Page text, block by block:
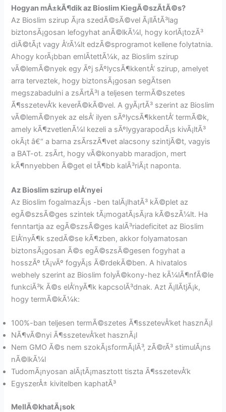
Hogyan mÅ±kÃ¶dik az Bioslim KiegÃ©szÃ­tÃ©s?
Az Bioslim szirup Ã¡ra szedÃ©sÃ©vel Ã¡llÃ­tÃ³lag
biztonsÃ¡gosan lefogyhat anÃ©lkÃ¼l, hogy korlÃ¡tozÃ³
diÃ©tÃ¡t vagy Å‘rÃ¼lt edzÃ©sprogramot kellene folytatnia.
Ahogy korÃ¡bban emlÃ­tettÃ¼k, az Bioslim szirup
vÃ©lemÃ©nyek egy Ãºj sÃºlycsÃ¶kkentÅ‘ szirup, amelyet
arra terveztek, hogy biztonsÃ¡gosan segÃ­tsen
megszabadulni a zsÃ­rtÃ³l a teljesen termÃ©szetes
Ã¶sszetevÅ‘k keverÃ©kÃ©vel. A gyÃ¡rtÃ³ szerint az Bioslim
vÃ©lemÃ©nyek az elsÅ‘ ilyen sÃºlycsÃ¶kkentÅ‘ termÃ©k,
amely kÃ¶zvetlenÃ¼l kezeli a sÃºlygyarapodÃ¡s kivÃ¡ltÃ³
okÃ¡t â€“ a barna zsÃ­rszÃ¶vet alacsony szintjÃ©t, vagyis
a BAT-ot. zsÃ­rt, hogy vÃ©konyabb maradjon, mert
kÃ¶nnyebben Ã©get el tÃ¶bb kalÃ³riÃ¡t naponta.
Az Bioslim szirup elÅ‘nyei
Az Bioslim fogalmazÃ¡s -ben talÃ¡lhatÃ³ kÃ©plet az
egÃ©szsÃ©ges szintek tÃ¡mogatÃ¡sÃ¡ra kÃ©szÃ¼lt. Ha
fenntartja az egÃ©szsÃ©ges kalÃ³riadeficitet az Bioslim
ElÅ‘nyÃ¶k szedÃ©se kÃ¶zben, akkor folyamatosan
biztonsÃ¡gosan Ã©s egÃ©szsÃ©gesen fogyhat a
hosszÃº tÃ¡vÃº fogyÃ¡s Ã©rdekÃ©ben. A hivatalos
webhely szerint az Bioslim folyÃ©kony-hez kÃ¼lÃ¶nfÃ©le
funkciÃ³k Ã©s elÅ‘nyÃ¶k kapcsolÃ³dnak. Azt Ã¡llÃ­tjÃ¡k,
hogy termÃ©kÃ¼k:
100%-ban teljesen termÃ©szetes Ã¶sszetevÅ‘ket hasznÃ¡l
NÃ¶vÃ©nyi Ã¶sszetevÅ‘ket hasznÃ¡l
Nem GMO Ã©s nem szokÃ¡sformÃ¡lÃ³, zÃ©rÃ³ stimulÃ¡ns
nÃ©lkÃ¼l
TudomÃ¡nyosan alÃ¡tÃ¡masztott tiszta Ã¶sszetevÅ‘k
EgyszerÅ± kivitelben kaphatÃ³
MellÃ©khatÃ¡sok